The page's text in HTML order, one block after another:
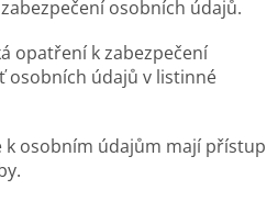
osobních údajů.
opatření k zabezpečení
osobních údajů v listinné
k osobním údajům mají přístup